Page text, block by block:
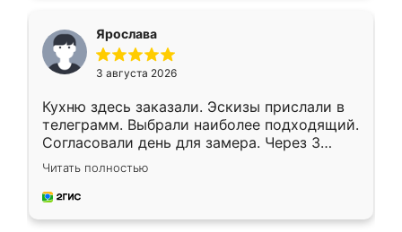
Ярослава
3 августа 2026
Кухню здесь заказали. Эскизы прислали в
телеграмм. Выбрали наиболее подходящий.
Согласовали день для замера. Через 3
недели кухня была уже готова. Остались
довольны работой. Спасибо Ренессанс
мебель за качественную работу!
Читать полностью